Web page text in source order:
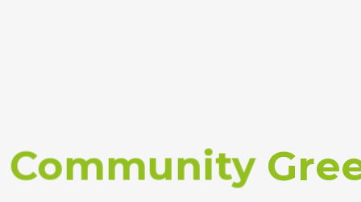
Green